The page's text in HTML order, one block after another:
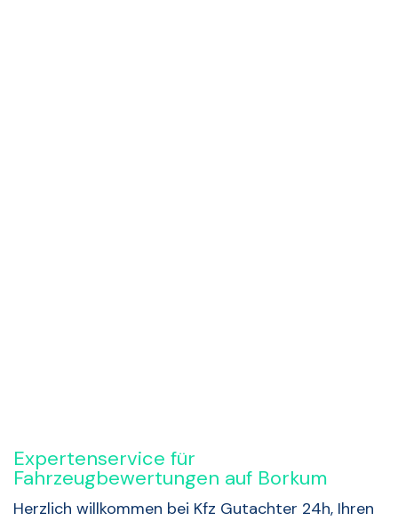
Expertenservice für
Fahrzeugbewertungen auf Borkum
Herzlich willkommen bei Kfz Gutachter 24h, Ihren